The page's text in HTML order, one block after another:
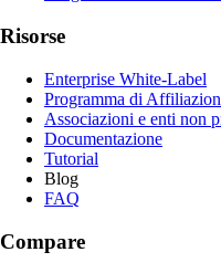
Risorse
Enterprise White-Label
Programma di
Associazioni e enti non
Documentazione
Tutorial
Blog
FAQ
Compare